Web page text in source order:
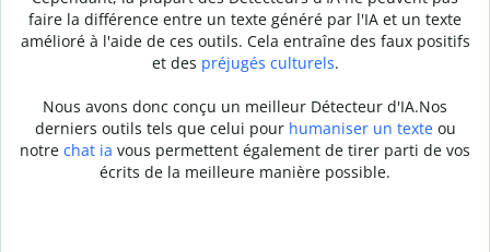
faire la différence entre un texte généré par l'IA et un texte
amélioré à l'aide de ces outils. Cela entraîne des faux positifs
et des préjugés culturels.
Nous avons donc conçu un meilleur Détecteur d'IA.Nos
derniers outils tels que celui pour humaniser un texteou
notre chat ia vous permettent également de tirer parti de vos
écrits de la meilleure manière possible.